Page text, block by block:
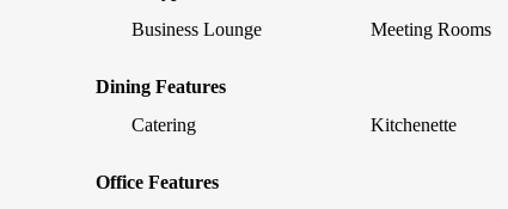
Business Lounge
Meeting Rooms
Dining Features
Catering
Kitchenette
Office Features